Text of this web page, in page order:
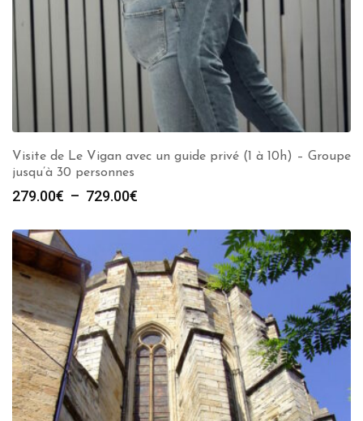
Visite de Le Vigan avec un guide privé (1 à 10h) – Groupe
jusqu’à 30 personnes
279.00€ – 729.00€
prix :
279.00€
à
729.00€